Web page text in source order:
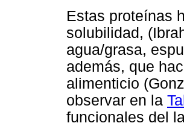
Estas proteínas
solubilidad,
agua/grasa,
además, que
alimenticio
observar en la
funcionales del